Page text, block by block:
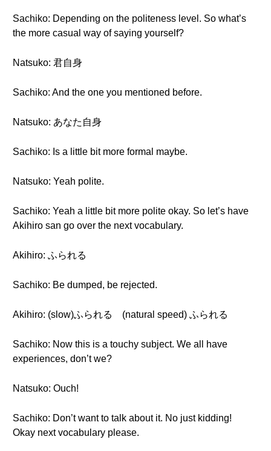
Sachiko: Depending on the politeness level. So what’s
the more casual way of saying yourself?
Natsuko: 君自身
Sachiko: And the one you mentioned before.
Natsuko: あなた自身
Sachiko: Is a little bit more formal maybe.
Natsuko: Yeah polite.
Sachiko: Yeah a little bit more polite okay. So let’s have
Akihiro san go over the next vocabulary.
Akihiro: ふられる
Sachiko: Be dumped, be rejected.
Akihiro: (slow)ふられる (natural speed) ふられる
Sachiko: Now this is a touchy subject. We all have
experiences, don’t we?
Natsuko: Ouch!
Sachiko: Don’t want to talk about it. No just kidding!
Okay next vocabulary please.